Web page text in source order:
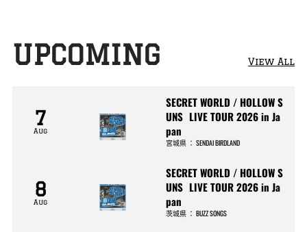
UPCOMING View All
7
Aug
SECRET WORLD / HOLLOW S
UNS LIVE TOUR 2026 in Ja
pan
宮城県 ：SENDAI BIRDLAND
8
Aug
SECRET WORLD / HOLLOW S
UNS LIVE TOUR 2026 in Ja
pan
茨城県 ：BUZZ SONGS